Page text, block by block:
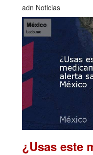
adn Noticias
¿Usas este